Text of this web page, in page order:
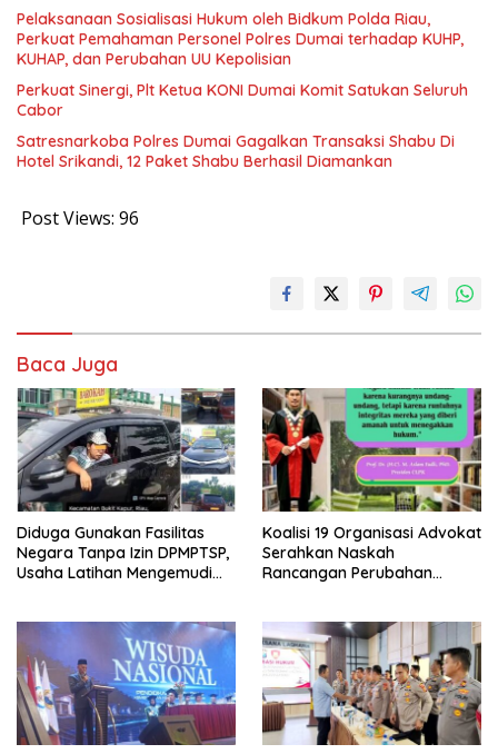
Pelaksanaan Sosialisasi Hukum oleh Bidkum Polda Riau,
Perkuat Pemahaman Personel Polres Dumai terhadap KUHP,
KUHAP, dan Perubahan UU Kepolisian
Perkuat Sinergi, Plt Ketua KONI Dumai Komit Satukan Seluruh
Cabor
Satresnarkoba Polres Dumai Gagalkan Transaksi Shabu Di
Hotel Srikandi, 12 Paket Shabu Berhasil Diamankan
Post Views: 96
Baca Juga
Diduga Gunakan Fasilitas
Negara Tanpa Izin DPMPTSP,
Usaha Latihan Mengemudi
Koalisi 19 Organisasi Advokat
Serahkan Naskah
Rancangan Perubahan
RI